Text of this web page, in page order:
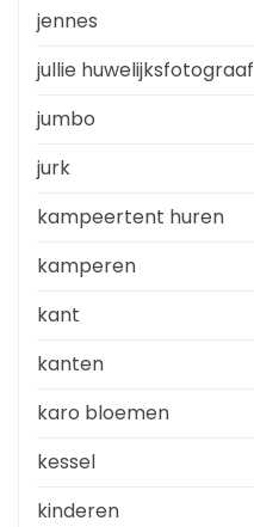
jennes
jullie huwelijksfotograaf
jumbo
jurk
kampeertent huren
kamperen
kant
kanten
karo bloemen
kessel
kinderen